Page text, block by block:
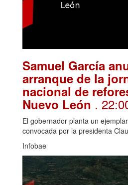
Samuel García
arranque de la
nacional de
Nuevo León .
El gobernador planta un
convocada por la presidenta
Infobae